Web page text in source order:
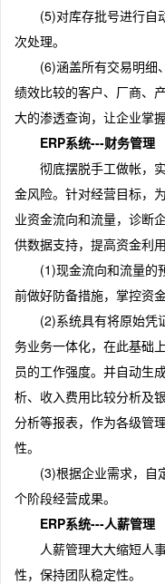
(5)对库存批号进行自
次处理。
(6)涵盖所有交易明细
绩效比较的客户、厂商、
大的渗透查询，让企业掌
ERP系统---财务管理
彻底摆脱手工做帐，实
金风险。针对经营目标，
业资金流向和流量，诊断
供数据支持，提高资金利用
(1)现金流向和流量的
前做好防备措施，掌控资
(2)系统具有将原始凭
务业务一体化，在此基础
员的工作强度。并自动生
析、收入费用比较分析及
分析等报表，作为各级管
性。
(3)根据企业需求，自
个阶段经营成果。
ERP系统---人薪管理
人薪管理大大缩短人事
性，保持团队稳定性。